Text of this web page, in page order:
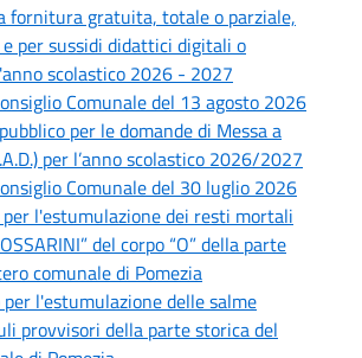
fornitura gratuita, totale o parziale,
per sussidi didattici digitali o
scolastico 2026 - 2027
Comunale del 13 agosto 2026
per le domande di Messa a
per l’anno scolastico 2026/2027
Comunale del 30 luglio 2026
l'estumulazione dei resti mortali
del corpo “O” della parte
comunale di Pomezia
l'estumulazione delle salme
provvisori della parte storica del